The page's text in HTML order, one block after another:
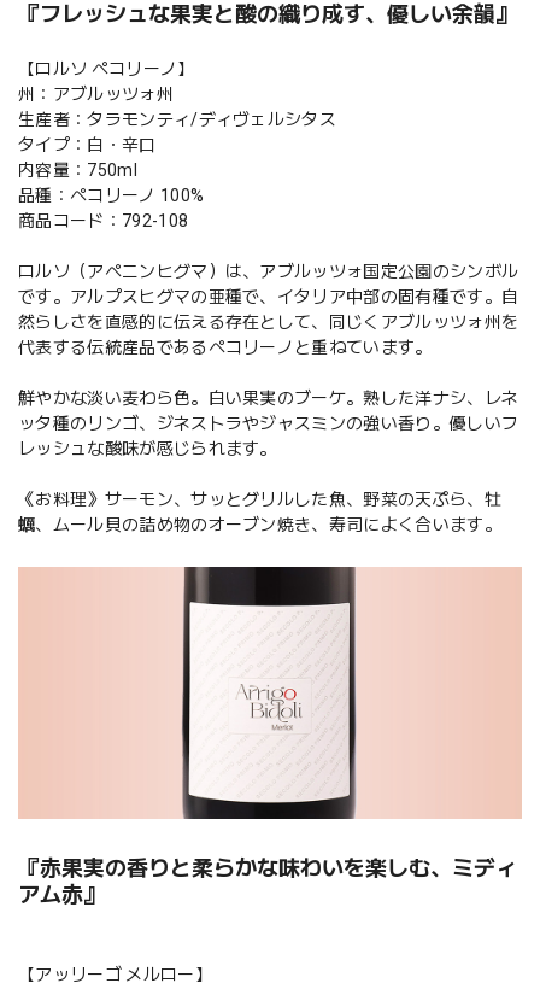
『フレッシュな果実と酸の織り成す、優しい余韻』
【ロルソ ペコリーノ】
州：アブルッツォ州
生産者：タラモンティ/ディヴェルシタス
タイプ：白・辛口
内容量：750ml
品種：ペコリーノ 100%
商品コード：792-108
ロルソ（アペニンヒグマ）は、アブルッツォ国定公園のシンボル
です。アルプスヒグマの亜種で、イタリア中部の固有種です。自
然らしさを直感的に伝える存在として、同じくアブルッツォ州を
代表する伝統産品であるペコリーノと重ねています。
鮮やかな淡い麦わら色。白い果実のブーケ。熟した洋ナシ、レネ
ッタ種のリンゴ、ジネストラやジャスミンの強い香り。優しいフ
レッシュな酸味が感じられます。
《お料理》サーモン、サッとグリルした魚、野菜の天ぷら、牡
蠣、ムール貝の詰め物のオーブン焼き、寿司によく合います。
『赤果実の香りと柔らかな味わいを楽しむ、ミディ
アム赤』
【アッリーゴ メルロー】